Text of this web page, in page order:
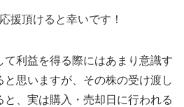
援頂けると幸いです！
利益を得る際にはあまり意識す
と思いますが、その株の受け渡し
、実は購入・売却日に行われる